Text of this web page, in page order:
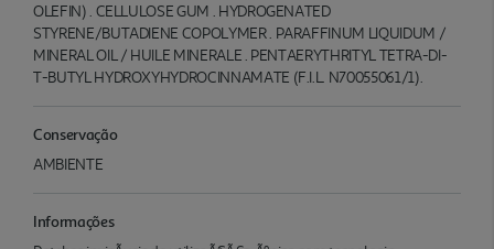
OLEFIN) . CELLULOSE GUM . HYDROGENATED
STYRENE/BUTADIENE COPOLYMER . PARAFFINUM LIQUIDUM /
MINERAL OIL / HUILE MINERALE . PENTAERYTHRITYL TETRA-DI-
T-BUTYL HYDROXYHYDROCINNAMATE (F.I.L. N70055061/1).
Conservação
AMBIENTE
Informações